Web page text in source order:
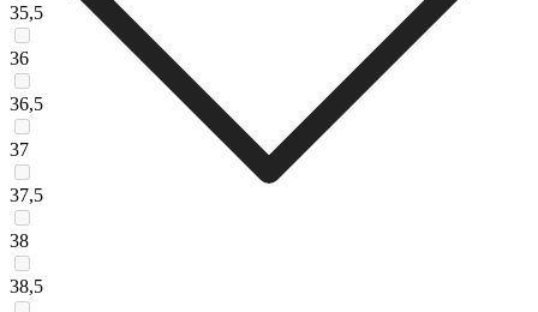
35,5
36
36,5
37
37,5
38
38,5